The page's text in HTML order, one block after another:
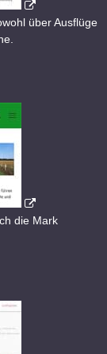
über Ausflüge
die Mark